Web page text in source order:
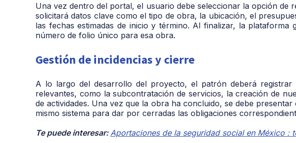
Una vez dentro del portal, el usuario debe seleccionar la opción de
solicitará datos clave como el tipo de obra, la ubicación, el
las fechas estimadas de inicio y término. Al finalizar, la
número de folio único para esa obra.
Gestión de incidencias y cierre
A lo largo del desarrollo del proyecto, el patrón deberá registrar
relevantes, como la subcontratación de servicios, la creación de
de actividades. Una vez que la obra ha concluido, se debe
mismo sistema para dar por cerradas las obligaciones
Te puede interesar: Aportaciones de la seguridad social en México :